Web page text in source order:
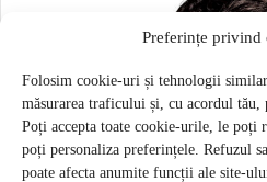
Preferințe privind
Folosim cookie-uri și tehnologii
măsurarea traficului și, cu acordul
Poți accepta toate cookie-urile, le poți
poți personaliza preferințele. Refuzul
poate afecta anumite funcții ale site-